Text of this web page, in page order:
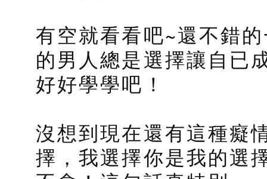
有空就看看吧~還不錯
的男人總是選擇讓自已
好好學學吧！
沒想到現在還有這種癡
擇，我選擇你是我的選